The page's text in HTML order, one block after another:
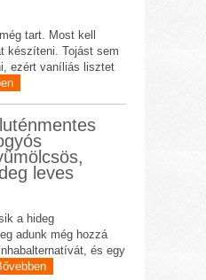
tart. Most kell
készíteni. Tojást sem
ezért vaníliás lisztet
leves
a hideg
adunk még hozzá
és egy